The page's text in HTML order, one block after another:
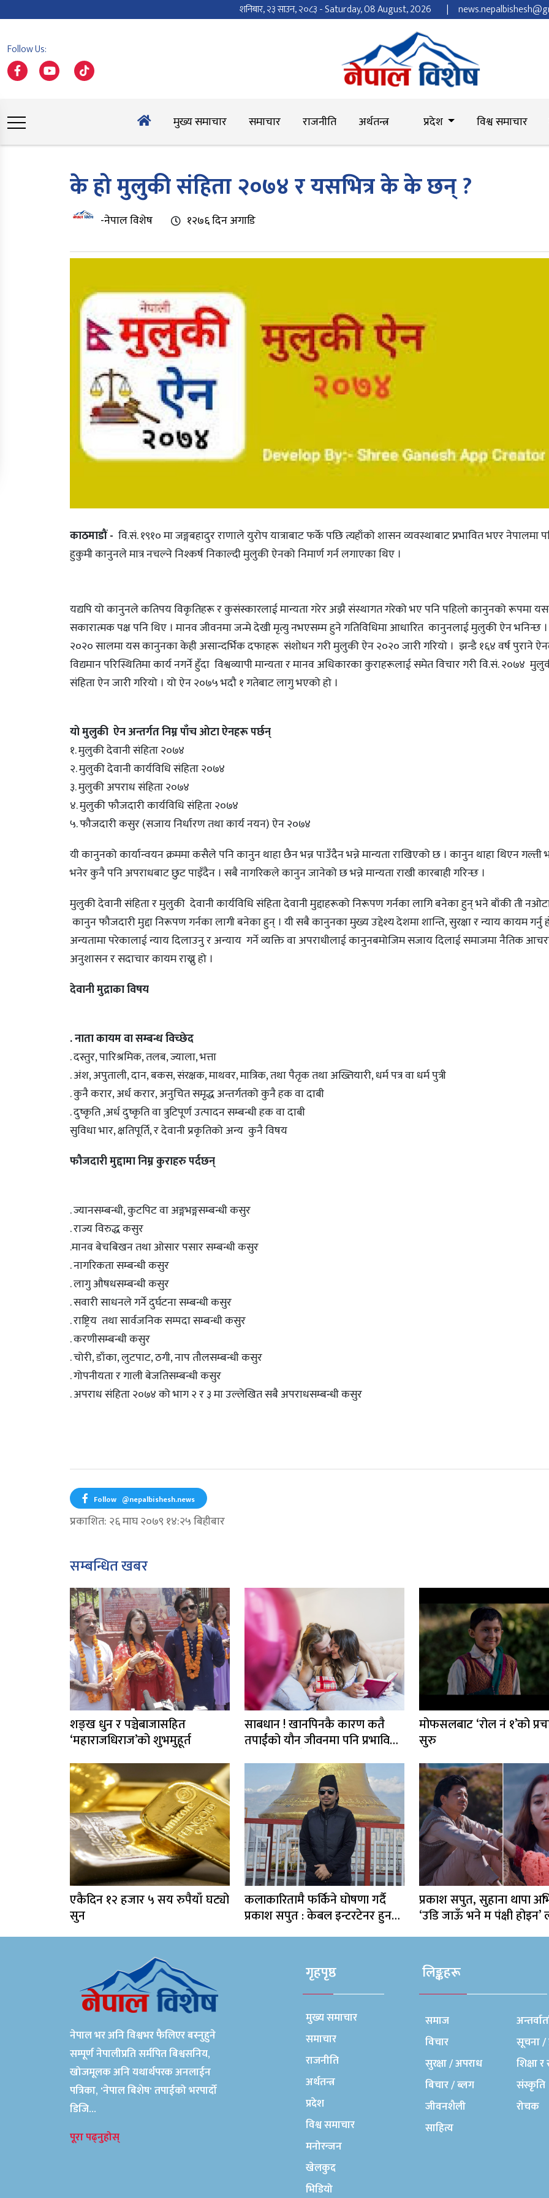
शनिबार, २३ साउन, २०८३ - Saturday, 08 August, 2026
Follow Us:
मुख्य समाचार समाचार राजनीति अर्थतन्त्र प्रदेश विश्व समाचार
के हो मुलुकी संहिता २०७४ र यसभित्र के के छन् ?
-नेपाल विशेष १२७६ दिन अगाडि
काठमाडौं - वि.सं. १९१० मा जङ्गबहादुर राणाले युरोप यात्राबाट फर्के पछि त्यहाँको शासन व्यवस्थाबाट प्रभावित भएर नेपालमा
हुकुमी कानुनले मात्र नचल्ने निश्कर्ष निकाल्दी मुलुकी ऐनको निमार्ण गर्न लगाएका थिए ।
यद्यपि यो कानुनले कतिपय विकृतिहरू र कुसंस्कारलाई मान्यता गरेर अझै संस्थागत गरेको भए पनि पहिलो कानुनको रूपमा
सकारात्मक पक्ष पनि थिए । मानव जीवनमा जन्मे देखी मृत्यु नभएसम्म हुने गतिविधिमा आधारित कानुनलाई मुलुकी ऐन भनिन्छ
२०२० सालमा यस कानुनका केही असान्दर्भिक दफाहरू संशोधन गरी मुलुकी ऐन २०२० जारी गरियो । झन्डै १६४ वर्ष पुराने
विद्यमान परिस्थितिमा कार्य नगर्ने हुँदा विश्वव्यापी मान्यता र मानव अधिकारका कुराहरूलाई समेत विचार गरी वि.सं. २०७४
संहिता ऐन जारी गरियो । यो ऐन २०७५ भदौ १ गतेबाट लागु भएको हो ।
यो मुलुकी ऐन अन्तर्गत निम्न पाँच ओटा ऐनहरू पर्छन्
१. मुलुकी देवानी संहिता २०७४
२. मुलुकी देवानी कार्यविधि संहिता २०७४
३. मुलुकी अपराध संहिता २०७४
४. मुलुकी फौजदारी कार्यविधि संहिता २०७४
५. फौजदारी कसुर (सजाय निर्धारण तथा कार्य नयन) ऐन २०७४
यी कानुनको कार्यान्वयन क्रममा कसैले पनि कानुन थाहा छैन भन्न पाउँदैन भन्ने मान्यता राखिएको छ । कानुन थाहा थिएन गल्ती
भनेर कुनै पनि अपराधबाट छुट पाइँदैन । सबै नागरिकले कानुन जानेको छ भन्ने मान्यता राखी कारबाही गरिन्छ ।
मुलुकी देवानी संहिता र मुलुकी देवानी कार्यविधि संहिता देवानी मुद्दाहरूको निरूपण गर्नका लागि बनेका हुन् भने बाँकी ती
कानुन फौजदारी मुद्दा निरूपण गर्नका लागी बनेका हुन् । यी सबै कानुनका मुख्य उद्देश्य देशमा शान्ति, सुरक्षा र न्याय कायम गर्नु
अन्यतामा परेकालाई न्याय दिलाउनु र अन्याय गर्ने व्यक्ति वा अपराधीलाई कानुनबमोजिम सजाय दिलाई समाजमा नैतिक
अनुशासन र सदाचार कायम राख्नु हो ।
देवानी मुद्राका विषय
. नाता कायम वा सम्बन्ध विच्छेद
. दस्तुर, पारिश्रमिक, तलब, ज्याला, भत्ता
. अंश, अपुताली, दान, बकस, संरक्षक, माथवर, मात्रिक, तथा पैतृक तथा अख्तियारी, धर्म पत्र वा धर्म पुत्री
. कुनै करार, अर्ध करार, अनुचित समृद्ध अन्तर्गतको कुनै हक वा दाबी
. दुष्कृति ,अर्ध दुष्कृति वा त्रुटिपूर्ण उत्पादन सम्बन्धी हक वा दाबी
सुविधा भार, क्षतिपूर्ति, र देवानी प्रकृतिको अन्य कुनै विषय
फौजदारी मुद्दामा निम्न कुराहरु पर्दछन्
. ज्यानसम्बन्धी, कुटपिट वा अङ्गभङ्गसम्बन्धी कसुर
. राज्य विरुद्ध कसुर
.मानव बेचबिखन तथा ओसार पसार सम्बन्धी कसुर
. नागरिकता सम्बन्धी कसुर
. लागु औषधसम्बन्धी कसुर
. सवारी साधनले गर्ने दुर्घटना सम्बन्धी कसुर
. राष्ट्रिय तथा सार्वजनिक सम्पदा सम्बन्धी कसुर
. करणीसम्बन्धी कसुर
. चोरी, डाँका, लुटपाट, ठगी, नाप तौलसम्बन्धी कसुर
. गोपनीयता र गाली बेजतिसम्बन्धी कसुर
. अपराध संहिता २०७४ को भाग २ र ३ मा उल्लेखित सबै अपराधसम्बन्धी कसुर
Follow @nepalbishesh.news
प्रकाशित: २६ माघ २०७९ १४:२५ बिहीबार
सम्बन्धित खबर
शङ्ख धुन र पञ्चेबाजासहित
‘महाराजधिराज’को शुभमुहूर्त
साबधान ! खानपिनकै कारण कतै
तपाईंको यौन जीवनमा पनि प्रभावित
मोफसलबाट ‘रोल नं १’को
सुरु
एकैदिन १२ हजार ५ सय रुपैयाँ घट्यो
सुन
कलाकारितामै फर्किने घोषणा गर्दै
प्रकाश सपुत : केबल इन्टरटेनर हुन
चाहन्छु
प्रकाश सपुत, सुहाना थापा
‘उडि जाऊँ भने म पंक्षी होइन’
लोभलाग्दो भ्यूज
नेपाल भर अनि विश्वभर फैलिएर बस्नुहुने
सम्पूर्ण नेपालीप्रति सर्मपित बिश्वसनिय,
खोजमूलक अनि यथार्थपरक अनलाईन
पत्रिका, 'नेपाल बिशेष' तपाईको भरपार्दो
डिजि...
पूरा पढ्नुहोस्
गृहपृष्ठ
मुख्य समाचार
समाचार
राजनीति
अर्थतन्त्र
प्रदेश
विश्व समाचार
मनोरन्जन
खेलकुद
भिडियो
लिङ्कहरू
समाज
विचार
सुरक्षा / अपराध
बिचार / ब्लग
जीवनशैली
साहित्य
सूचना /
शिक्षा
संस्कृति
रोचक